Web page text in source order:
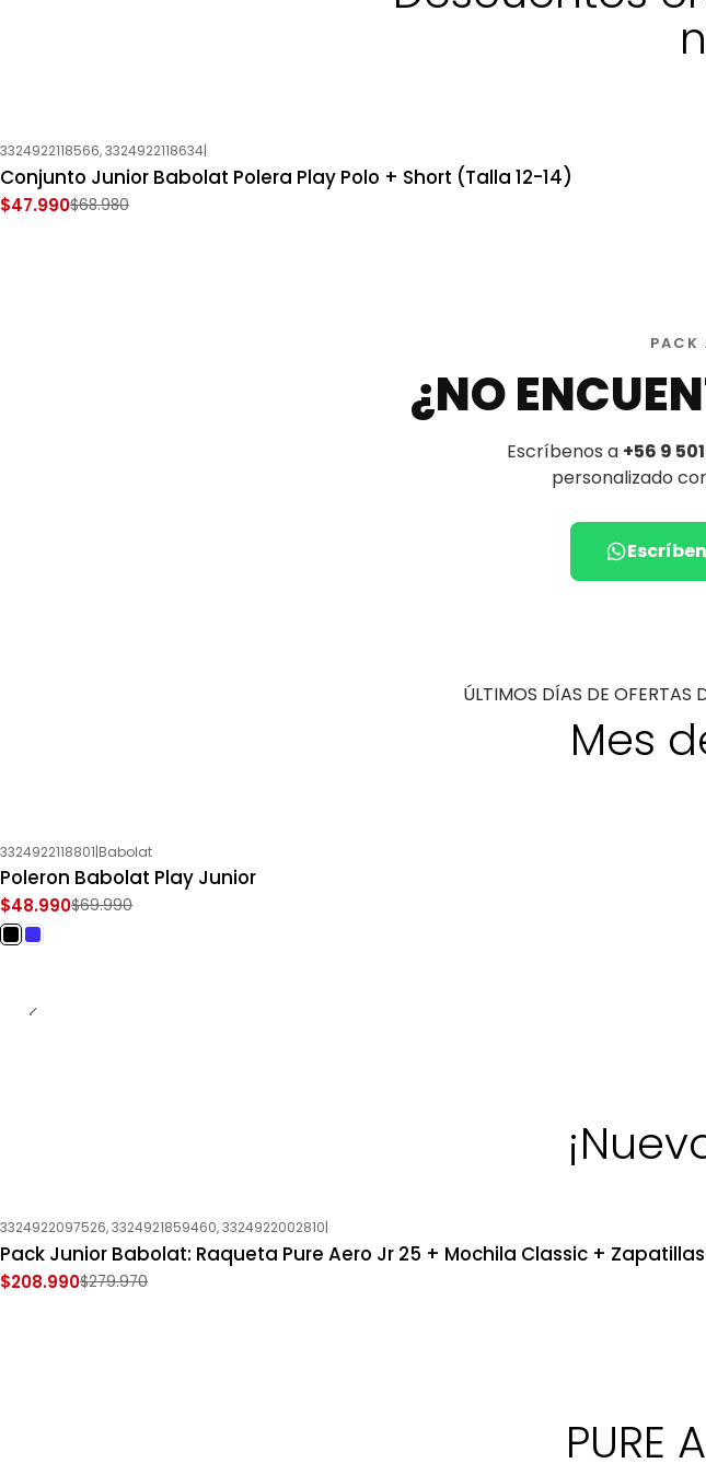
-30%OFF
Nuevo
3324922118566, 3324922118634|
Conjunto Junior Babolat Polera Play Polo + Short (Talla 12-14)
$47.990$68.980
PACK
¿NO
Escríbenos a +56 9
personalizado
ÚLTIMOS DÍAS DE OFERTAS
Mes
-30%OFF
3324922118801|Babolat
Poleron Babolat Play Junior
$48.990$69.990
-25% OFF
Nuevo
3324922097526, 3324921859460, 3324922002810|
Pack Junior Babolat: Raqueta Pure Aero Jr 25 + Mochila Classic +
$208.990$279.970
PURE